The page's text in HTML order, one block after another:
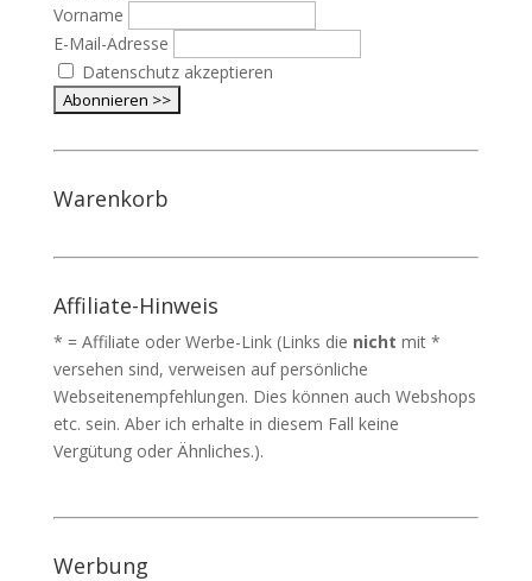
Vorname
E-Mail-Adresse
Datenschutz akzeptieren
Warenkorb
Affiliate-Hinweis
* = Affiliate oder Werbe-Link (Links die nicht mit *
versehen sind, verweisen auf persönliche
Webseitenempfehlungen. Dies können auch Webshops
etc. sein. Aber ich erhalte in diesem Fall keine
Vergütung oder Ähnliches.).
Werbung